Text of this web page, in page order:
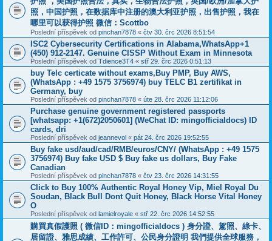
照，中国护照，在数据库中注册的澳大利亚护照，出售护照，我在
哪里可以获得护照 微信：Scottbo
Poslední příspěvek od pinchan7878 « čtv 30. črc 2026 8:51:54
ISC2 Cybersecurity Certifications in Alabama,WhatsApp+1
(450) 912-2147. Genuine CISSP Without Exam in Minnesota
Poslední příspěvek od Tdience3T4 « stř 29. črc 2026 0:51:13
buy Telc certicate without exams,Buy PMP, Buy AWS,
(WhatsApp : +49 1575 3756974) buy TELC B1 zertifikat in
Germany, buy
Poslední příspěvek od pinchan7878 « úte 28. črc 2026 11:12:06
Purchase genuine government registered passports
[whatsapp: +1(672)2050601] (WeChat ID: mingofficialdocs) ID
cards, dri
Poslední příspěvek od jeannevol « pát 24. črc 2026 19:52:55
Buy fake usd/aud/cad/RMB/euros/CNY/ (WhatsApp : +49 1575
3756974) Buy fake USD $ Buy fake us dollars, Buy Fake
Canadian
Poslední příspěvek od pinchan7878 « čtv 23. črc 2026 14:31:55
Click to Buy 100% Authentic Royal Honey Vip, Miel Royal Du
Soudan, Black Bull Dont Quit Honey, Black Horse Vital Honey
O
Poslední příspěvek od lamielroyale « stř 22. črc 2026 14:52:55
購買真假護照 ( 微信ID：mingofficialdocs ) 身分證、駕照、綠卡、
居留證、雅思成績、工作許可、公民身分證明 我們提供全球服務，